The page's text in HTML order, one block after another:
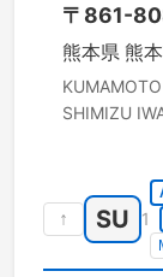
〒 861-
熊本県 熊
SHIMIZU
↑ SU 1